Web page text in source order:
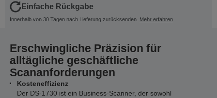
Einfache Rückgabe
Innerhalb von 30 Tagen nach Lieferung zurücksenden. Mehr erfahren
Erschwingliche Präzision für
alltägliche geschäftliche
Scananforderungen
Kosteneffizienz
Der DS-1730 ist ein Business-Scanner, der sowohl